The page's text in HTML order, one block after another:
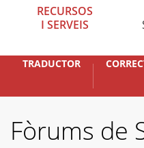
RECURSOS
I SERVEIS
TRADUCTOR
Fòrums de